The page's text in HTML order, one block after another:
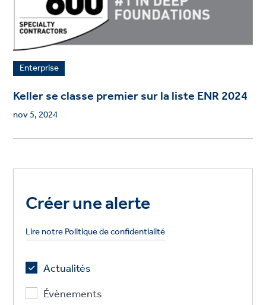
Enterprise
Keller se classe premier sur la liste ENR 2024
nov 5, 2024
Créer une alerte
Lire notre Politique de confidentialité
Actualités
Évènements